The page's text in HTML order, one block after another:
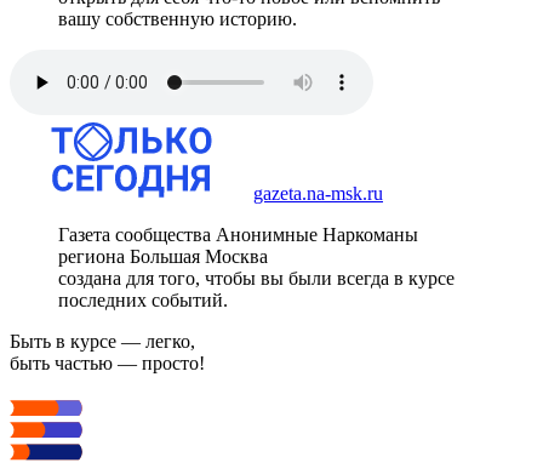
вашу собственную историю.
gazeta.na-msk.ru
Газета сообщества Анонимные Наркоманы
региона Большая Москва
создана для того, чтобы вы были всегда в курсе
последних событий.
Быть в курсе — легко,
быть частью — просто!